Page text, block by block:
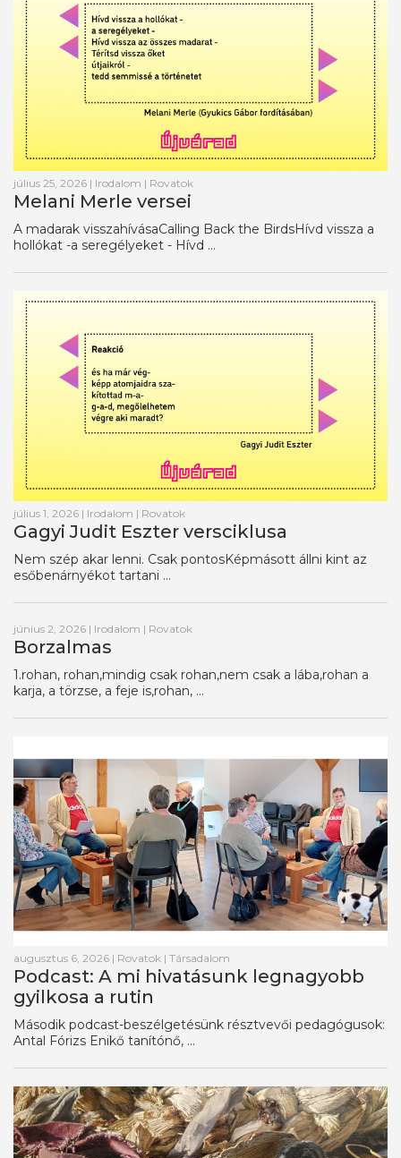
július 25, 2026 | Irodalom | Rovatok
Melani Merle versei
A madarak visszahívásaCalling Back the BirdsHívd vissza a
hollókat -a seregélyeket - Hívd ...
július 1, 2026 | Irodalom | Rovatok
Gagyi Judit Eszter versciklusa
Nem szép akar lenni. Csak pontosKépmásott állni kint az
esőbenárnyékot tartani ...
június 2, 2026 | Irodalom | Rovatok
Borzalmas
1.rohan, rohan,mindig csak rohan,nem csak a lába,rohan a
karja, a törzse, a feje is,rohan, ...
augusztus 6, 2026 | Rovatok | Társadalom
Podcast: A mi hivatásunk legnagyobb
gyilkosa a rutin
Második podcast-beszélgetésünk résztvevői pedagógusok:
Antal Fórizs Enikő tanítónő, ...